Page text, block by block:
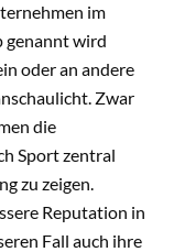
im
genannt wird
oder an andere
Zwar
die
Sport zentral
zu zeigen.
Reputation in
Fall auch ihre